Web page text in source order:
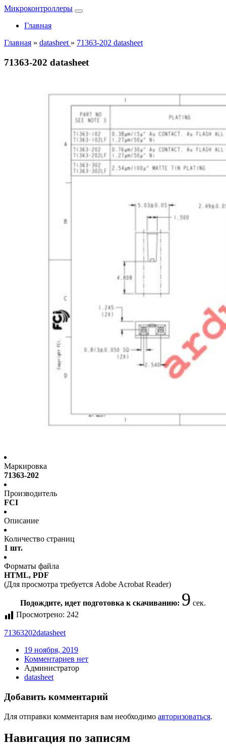
Микроконтроллеры
Главная
Главная » datasheet » 71363-202 datasheet
71363-202 datasheet
Маркировка
71363-202
Производитель
FCI
Описание
Количество страниц
1 шт.
Форматы файла
HTML, PDF
(Для просмотра требуется Adobe Acrobat Reader)
Подождите, идет подготовка к скачиванию: 9 сек.
Просмотрено: 242
71363202datasheet
19 ноября, 2019
Комментариев нет
Администратор
datasheet
Добавить комментарий
Для отправки комментария вам необходимо авторизоваться.
Навигация по записям